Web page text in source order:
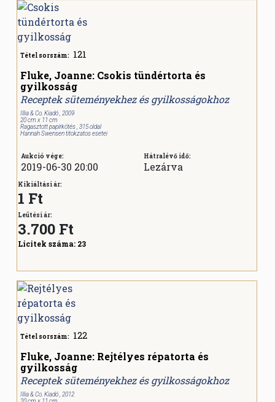
Tétel sorszám: 121
Fluke, Joanne: Csokis tündértorta és
gyilkosság
Receptek süteményekhez és gyilkosságokhoz
Illia & Co. Kiadó , 2009
20 cm x 11 cm
Ragasztott papírkötés , 315 oldal
Hannah Swensen titokzatos esetei
Aukció vége:
2019-06-30 20:00
Hátralévő idő:
Lezárva
Kikiáltási ár:
1 Ft
Leütési ár:
3.700 Ft
Licitek száma: 23
Tétel sorszám: 122
Fluke, Joanne: Rejtélyes répatorta és
gyilkosság
Receptek süteményekhez és gyilkosságokhoz
Illia & Co. Kiadó , 2012